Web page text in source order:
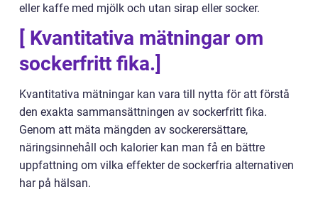
eller kaffe med mjölk och utan sirap eller socker.
[ Kvantitativa mätningar om
sockerfritt fika.]
Kvantitativa mätningar kan vara till nytta för att förstå
den exakta sammansättningen av sockerfritt fika.
Genom att mäta mängden av sockerersättare,
näringsinnehåll och kalorier kan man få en bättre
uppfattning om vilka effekter de sockerfria alternativen
har på hälsan.